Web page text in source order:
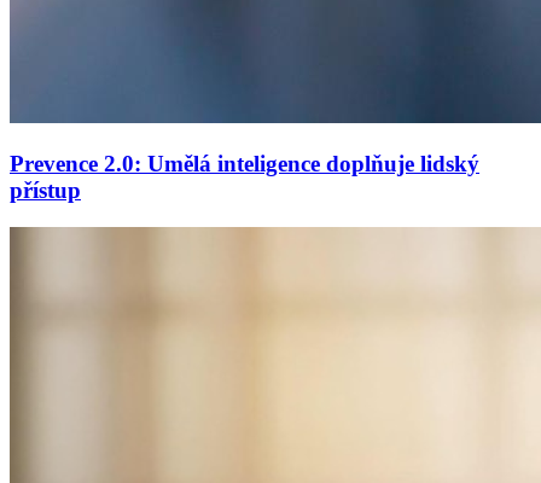
Prevence 2.0: Umělá inteligence doplňuje lidský
přístup